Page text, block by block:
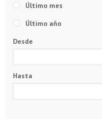
Último mes
Último año
Desde
Hasta